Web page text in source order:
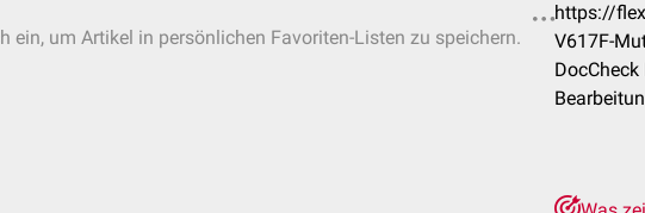
ein, um Artikel in persönlichen Favoriten-Listen zu speichern.
https://
V617F-